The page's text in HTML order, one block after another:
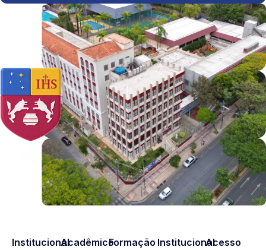
InstitucionalAcadêmicoFormação InstitucionalAcesso